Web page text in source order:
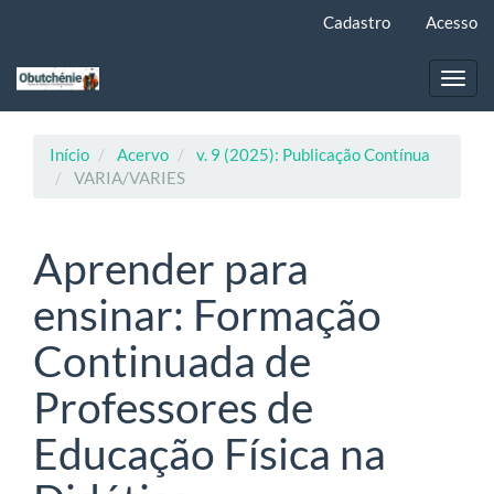
principal
Cadastro Acesso
Início Acervo
v. 9 (2025): Publicação Contínua
VARIA/VARIES
Aprender para
ensinar: Formação
Continuada de
Professores de
Educação Física na